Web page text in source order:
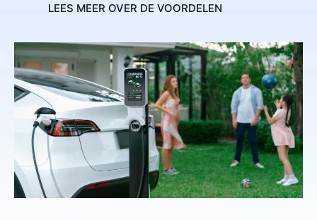
LEES MEER OVER DE VOORDELEN